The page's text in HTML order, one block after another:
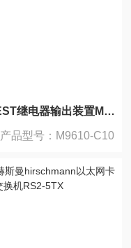
WEST继电器输出装置M9610-C10温度模块
产品型号：M9610-C10